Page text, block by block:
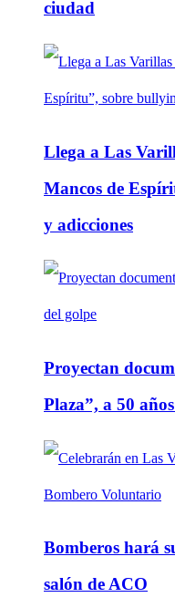
ciudad
Llega a Las
Mancos de
y adicciones
Proyectan
Plaza”, a 50
Bomberos hará
salón de ACO